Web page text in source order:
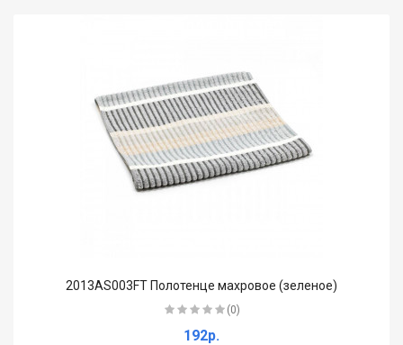
2013AS003FT Полотенце махровое (зеленое)
(0)
192р.